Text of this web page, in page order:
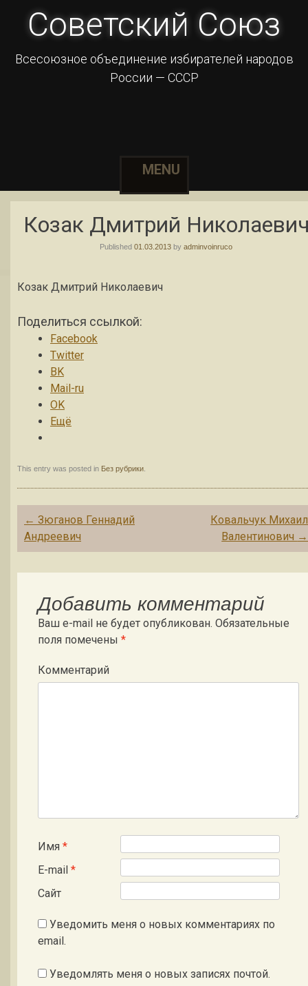
Советский Союз
Всесоюзное объединение избирателей народов
России — СССР
MENU
Skip to content
Козак Дмитрий
Published01.03.2013 byadminvoinruco
Козак Дмитрий Николаевич
Поделиться ссылкой:
Facebook
Twitter
BK
Mail-ru
OK
Ещё
This entry was posted in Без рубрики
Post navigation
← Зюганов Геннадий
Андpеевич
Ковальчук Михаил
Валентинович →
Добавить комментарий
Ваш e-mail не будет опубликован. Обязательные
поля помечены *
Комментарий
Имя *
E-mail *
Сайт
Уведомить меня о новых комментариях по
email.
Уведомлять меня о новых записях почтой.